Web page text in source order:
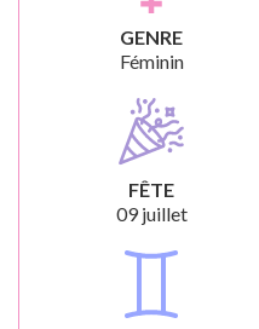
GENRE
Féminin
FÊTE
09 juillet